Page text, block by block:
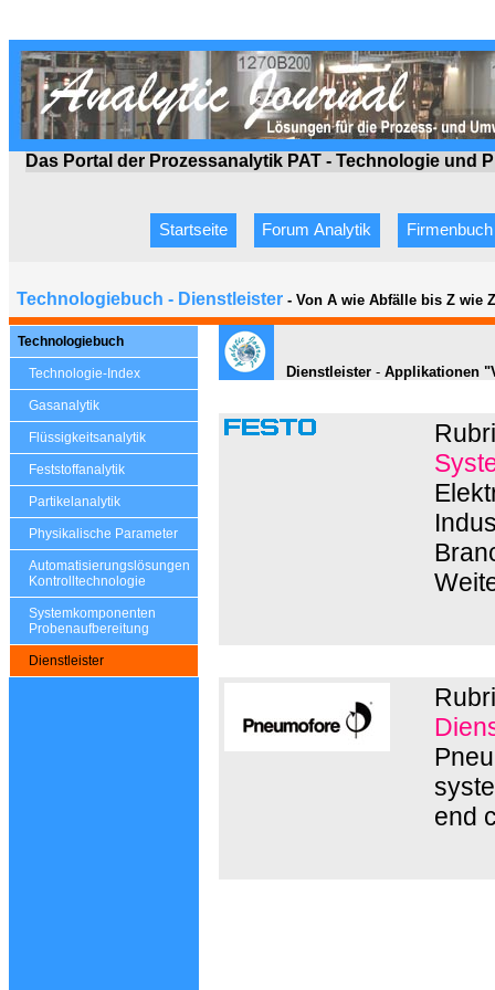
Das Portal der Prozessanalytik PAT - Technologie und
Startseite Forum Analytik Firmenbuch
Technologiebuch - Dienstleister - Von A wie Abfälle bis Z wie
Technologiebuch
Technologie-Index
Gasanalytik
Flüssigkeitsanalytik
Feststoffanalytik
Partikelanalytik
Physikalische Parameter
Automatisierungslösungen
Kontrolltechnologie
Systemkomponenten
Probenaufbereitung
Dienstleister
Dienstleister - Applikationen
end